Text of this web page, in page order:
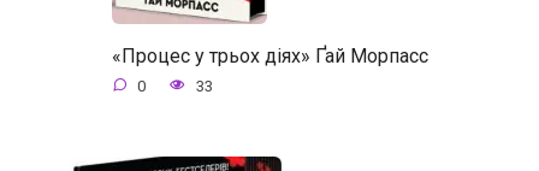
«Процес у трьох діях» Ґай Морпасс
0 33